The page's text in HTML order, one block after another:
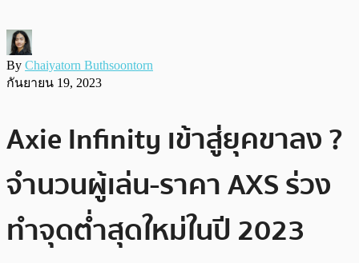
By Chaiyatorn Buthsoontorn
กันยายน 19, 2023
Axie Infinity เข้าสู่ยุคขาลง ?
จำนวนผู้เล่น-ราคา AXS ร่วง
ทำจุดต่ำสุดใหม่ในปี 2023